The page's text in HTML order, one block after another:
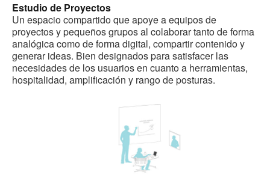
Estudio de Proyectos
Un espacio compartido que apoye a equipos de
proyectos y pequeños grupos al colaborar tanto de forma
analógica como de forma digital, compartir contenido y
generar ideas. Bien designados para satisfacer las
necesidades de los usuarios en cuanto a herramientas,
hospitalidad, amplificación y rango de posturas.